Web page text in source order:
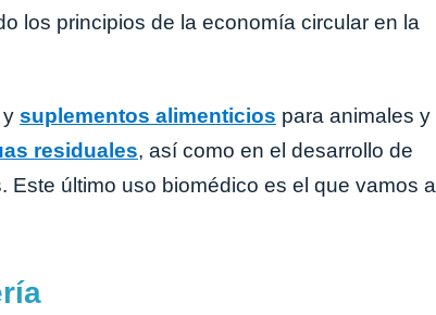
los principios de la economía circular en la
suplementos alimenticios para animales y
residuales, así como en el desarrollo de
último uso biomédico es el que vamos a